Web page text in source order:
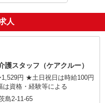
人
スタッフ（ケアクルー）
日は時給100円
資格・経験等による
島2-11-65